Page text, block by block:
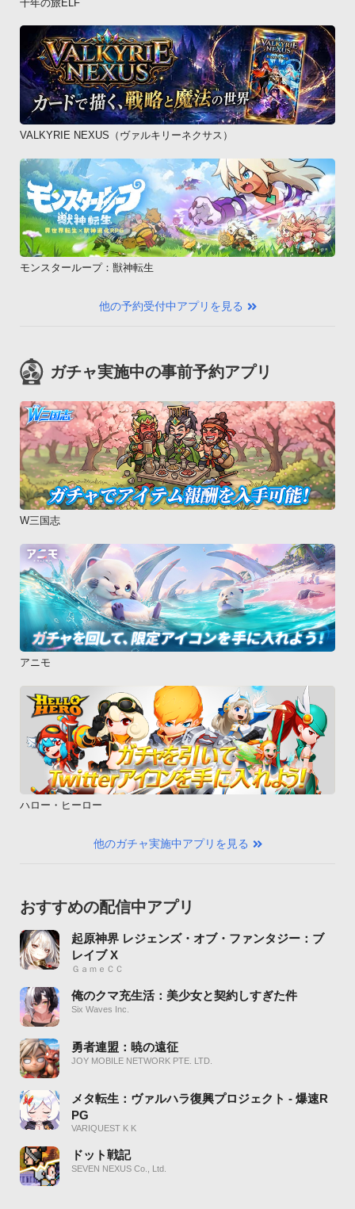
千年の旅ELF
VALKYRIE NEXUS（ヴァルキリーネクサス）
モンスターループ：獣神転生
他の予約受付中アプリを見る
ガチャ実施中の事前予約アプリ
W三国志
アニモ
ハロー・ヒーロー
他のガチャ実施中アプリを見る
おすすめの配信中アプリ
起原神界 レジェンズ・オブ・ファンタジー：ブ
レイブ X
ＧａｍｅＣＣ
俺のクマ充生活：美少女と契約しすぎた件
Six Waves Inc.
勇者連盟：暁の遠征
JOY MOBILE NETWORK PTE. LTD.
メタ転生：ヴァルハラ復興プロジェクト - 爆速R
PG
VARIQUEST K K
ドット戦記
SEVEN NEXUS Co., Ltd.